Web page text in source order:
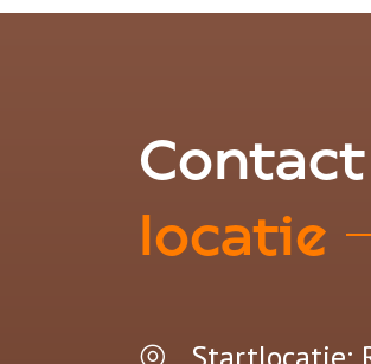
Contact
locatie